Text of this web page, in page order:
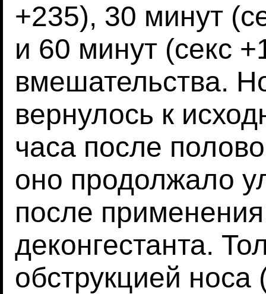
+235), 30 минут
и 60 минут (секс
вмешательства.
вернулось к
часа после
оно продолжало
после
деконгестанта.
обструкцией